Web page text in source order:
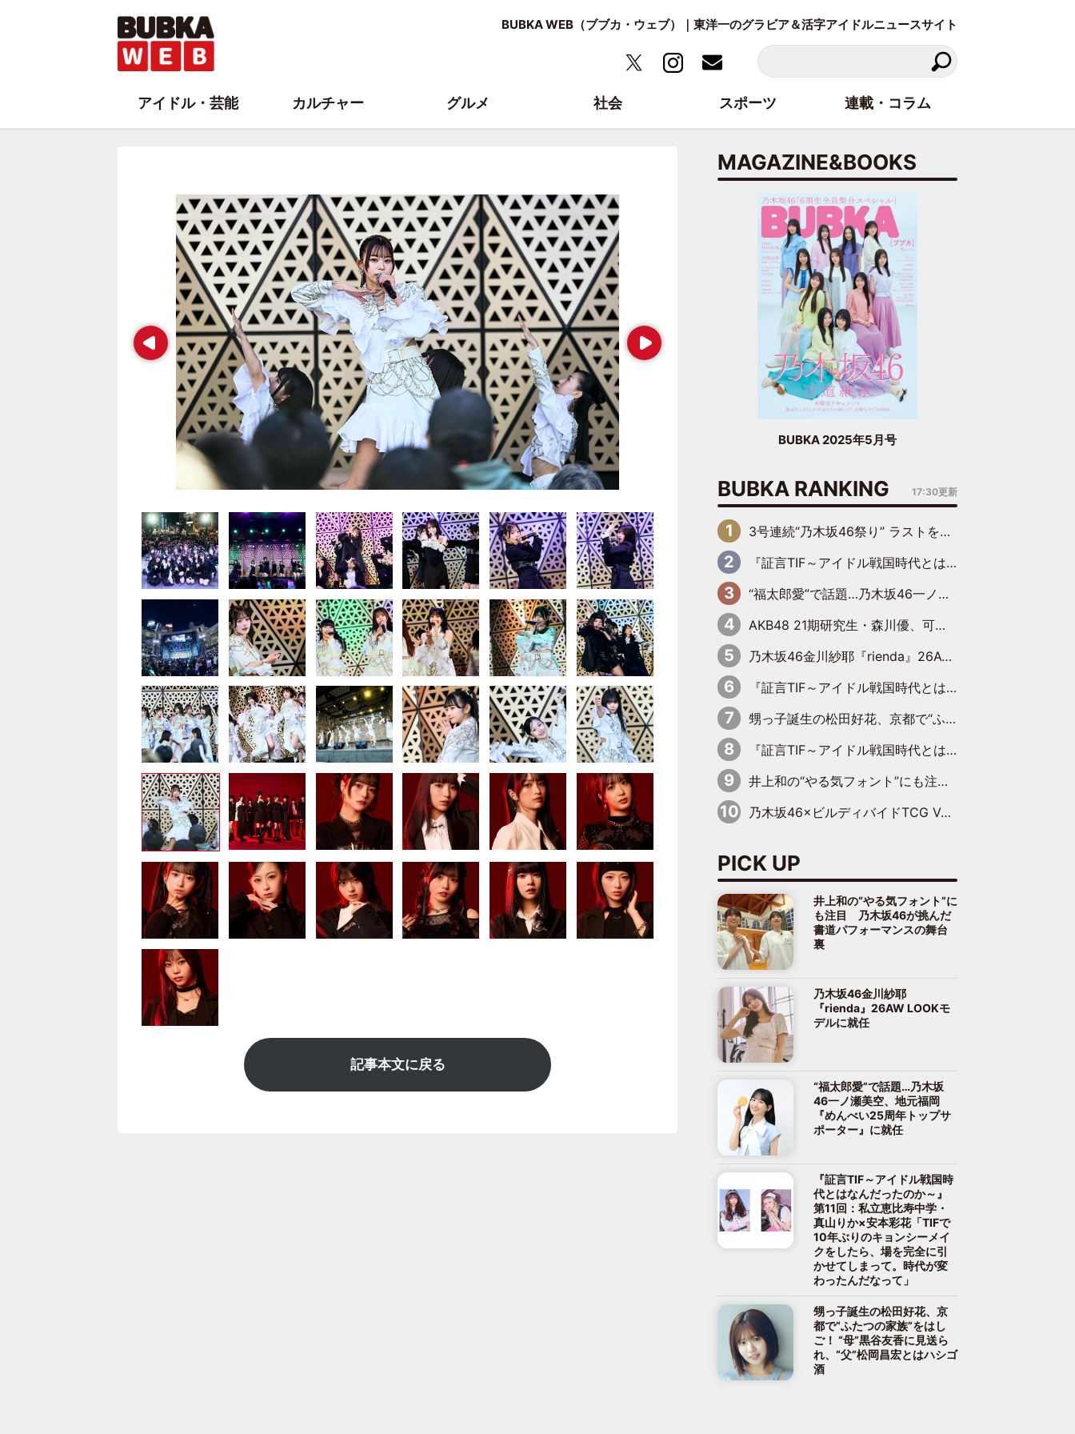
BUBKA WEB（ブブカ・ウェブ）｜東洋一のグラビア＆活字アイドルニュースサイト
Prev Next
記事本文に戻る
MAGAZINE&BOOKS
BUBKA 2025年5月号
BUBKA RANKING 17:30更新
3号連続“乃木坂46祭り” ラストを飾るのは賀喜遥香…5年ぶりの登場に「5年分大人になった私を見ていただけたら」
『証言TIF～アイドル戦国時代とはなんだったのか～』第6回：でんぱ組.inc・古川未鈴×相沢梨紗「『ハロプロやりたかったな』って言ったら、夢眠ねむさんに『てめえはでんぱ組．incなんだよ！』って肩パンされて(笑)」
“福太郎愛”で話題…乃木坂46一ノ瀬美空、地元福岡『めんべい25周年トップサポーター』に就任
AKB48 21期研究生・森川優、可愛さもある大人の女性に
乃木坂46金川紗耶『rienda』26AW LOOKモデルに就任
『証言TIF～アイドル戦国時代とはなんだったのか～』第11回：私立恵比寿中学・真山りか×安本彩花「TIFで10年ぶりのキョンシーメイクをしたら、場を完全に引かせてしまって。時代が変わったんだなって」
甥っ子誕生の松田好花、京都で“ふたつの家族”をはしご！ “母”黒谷友香に見送られ、“父”松岡昌宏とはハシゴ酒
『証言TIF～アイドル戦国時代とはなんだったのか～』第10回：さくら学院・武藤彩未×飯田らうら「正直、中3で辞めるというのを信じてなくて。そう言われてはいたけど、嘘でしょって」
井上和の“やる気フォント”にも注目 乃木坂46が挑んだ書道パフォーマンスの舞台裏
乃木坂46×ビルディバイドTCG Vol.2公開 賀喜遥香＆田村真佑が『京まふ』ステージに登壇
PICK UP
井上和の“やる気フォント”に
も注目 乃木坂46が挑んだ
書道パフォーマンスの舞台
裏
乃木坂46金川紗耶
『rienda』26AW LOOKモ
デルに就任
“福太郎愛”で話題…乃木坂
46一ノ瀬美空、地元福岡
『めんべい25周年トップサ
ポーター』に就任
『証言TIF～アイドル戦国時
代とはなんだったのか～』
第11回：私立恵比寿中学・
真山りか×安本彩花「TIFで
10年ぶりのキョンシーメイ
クをしたら、場を完全に引
かせてしまって。時代が変
わったんだなって」
甥っ子誕生の松田好花、京
都で“ふたつの家族”をはし
ご！ “母”黒谷友香に見送ら
れ、“父”松岡昌宏とはハシゴ
酒
アイドル・芸能 カルチャー グルメ 社会 スポーツ 連載・コラム